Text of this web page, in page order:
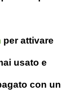
per attivare
usato e
con un